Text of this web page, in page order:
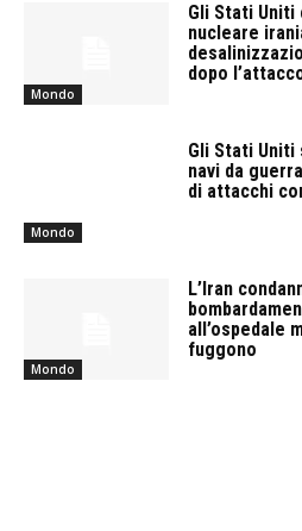
Mondo
Gli Stati
nucleare
dopo
Mondo
Gli Stati
navi da
di attacchi
Mondo
L’Iran
all’ospedale
fuggono